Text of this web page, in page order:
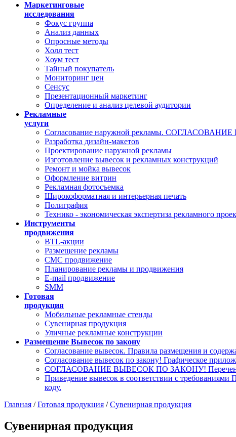
Маркетинговые
исследования
Фокус группа
Анализ данных
Опросные методы
Холл тест
Хоум тест
Тайный покупатель
Мониторинг цен
Сенсус
Презентационный маркетинг
Определение и анализ целевой аудитории
Рекламные
услуги
Согласование наружной рекламы.
Разработка дизайн-макетов
Проектирование наружной рекламы
Изготовление вывесок и рекламных конструкций
Ремонт и мойка вывесок
Оформление витрин
Рекламная фотосъемка
Широкоформатная и интерьерная печать
Полиграфия
Технико - экономическая экспертиза рекламного
Инструменты
продвижения
BTL-акции
Размещение рекламы
СМС продвижение
Планирование рекламы и продвижения
E-mail продвижение
SMM
Готовая
продукция
Мобильные рекламные стенды
Сувенирная продукция
Уличные рекламные конструкции
Размещение Вывесок по закону
Согласование вывесок. Правила размещения и
Согласование вывесок по закону! Графическое
СОГЛАСОВАНИЕ ВЫВЕСОК ПО ЗАКОНУ! Перечень
Приведение вывесок в соответствии с
коду.
Главная /Готовая продукция /Сувенирная продукция
Сувенирная продукция